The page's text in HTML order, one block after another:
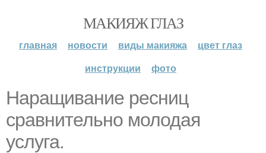
МАКИЯЖ ГЛАЗ
главная новости виды макияжа
цвет глаз
инструкции
фото
Наращивание ресниц
сравнительно молодая
услуга.